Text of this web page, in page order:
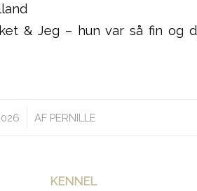
& Jeg – hun var så fin og
AF PERNILLE
KENNEL